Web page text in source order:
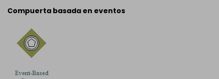
Compuerta basada en eventos